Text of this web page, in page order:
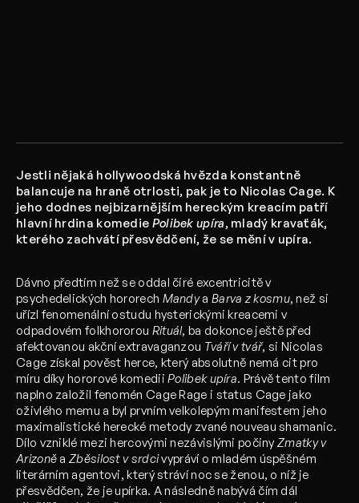
Jestli nějaká hollywoodská hvězda konstantně
balancuje na hraně otrlosti, pak je to Nicolas Cage. K
jeho dodnes nejbizarnějším hereckým kreacím patří
hlavní hrdina komedie Polibek upíra, mladý kravaťák,
kterého zachvátí přesvědčení, že se mění v upíra.
Dávno předtím než se oddal čiré excentricitě v
psychedelických hororech Mandya Barva z kosmu, než si
uřízl fenomenální ostudu hysterickými kreacemi v
odpadovém folkhororou Rituál, ba dokonce ještě před
afektovanou akční extravaganzou Tváří v tvář, si Nicolas
Cage získal pověst herce, který absolutně nemá cit pro
míru díky hororové komediiPolibek upíra. Právě tento film
naplno založil fenomén Cage Rage i status Cage jako
oživlého memu a byl prvním velkolepým manifestem jeho
maximalistické herecké metody zvané nouveau shamanic.
Dílo vzniklé mezi hercovými nezávislými počinyZmatky v
Arizoně aZběsilost v srdcivypráví o mladém úspěšném
literárním agentovi, který stráví noc se ženou, o níž je
přesvědčen, že je upírka. A následně nabývá čím dál